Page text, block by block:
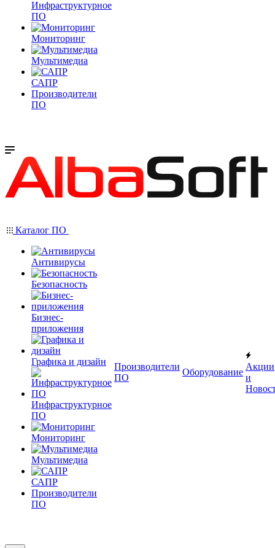
Инфраструктурное
ПО
Мониторинг
Мультимедиа
САПР
Производители
ПО
Каталог ПО
Антивирусы
Безопасность
Бизнес-
приложения
Графика и дизайн
Инфраструктурное
ПО
Мониторинг
Мультимедиа
САПР
Производители
ПО
Производители
ПО
Оборудование
Акции
и